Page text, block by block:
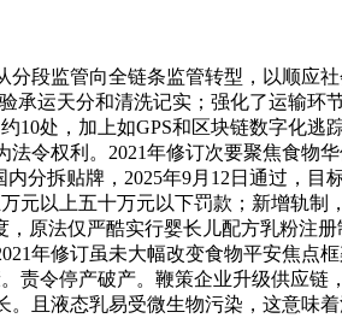
监管向全链条监管转型，以顺应
承运天分和清洗记实；强化了运输
10处，加上如GPS和区块链数字化
令权利。2021年修订次要聚焦食物
分拆贴牌，2025年9月12日通过，
元以上五十万元以下罚款；新增轨
原法仅严酷实行婴长儿配方乳粉注
年修订虽未大幅改变食物平安焦点
责令停产破产。鞭策企业升级供应
且液态乳易受微生物污染，这意